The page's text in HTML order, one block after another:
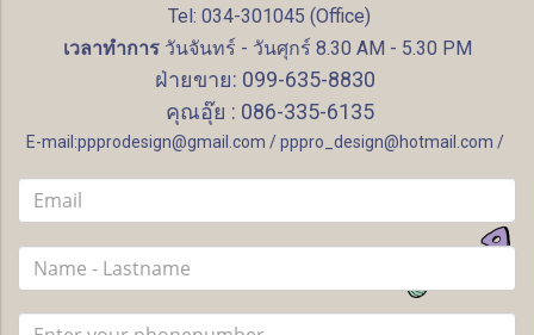
Tel: 034-301045 (Office)
เวลาทำการวันจันทร์ - วันศุกร์ 8.30 AM - 5.30 PM
ฝ่ายขาย: 099-635-8830
คุณอุ๊ย : 086-335-6135
E-mail:ppprodesign@gmail.com / pppro_design@hotmail.com /